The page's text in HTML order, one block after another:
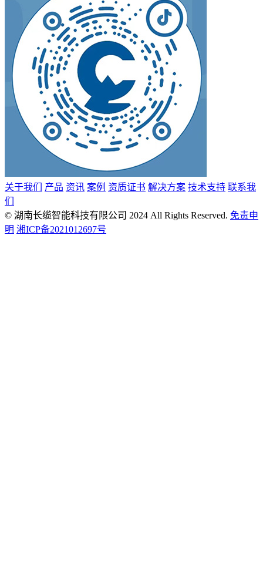
关于我们 产品 资讯 案例 资质证书 解决方案 技术支持 联系我
们
© 湖南长缆智能科技有限公司 2024 All Rights Reserved. 免责申
明 湘ICP备2021012697号